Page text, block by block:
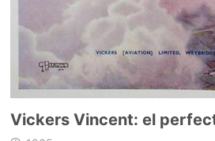
Vickers Vincent: el